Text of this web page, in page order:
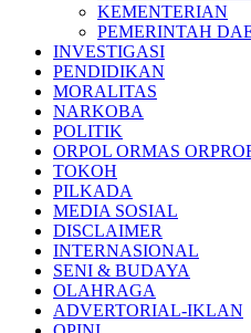
KEMENTERIAN
PEMERINTAH
INVESTIGASI
PENDIDIKAN
MORALITAS
NARKOBA
POLITIK
ORPOL ORMAS
TOKOH
PILKADA
MEDIA SOSIAL
DISCLAIMER
INTERNASIONAL
SENI & BUDAYA
OLAHRAGA
ADVERTORIAL-IKLAN